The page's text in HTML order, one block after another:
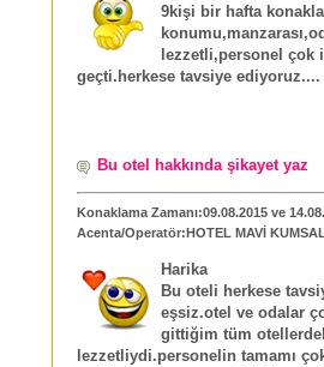
9kişi bir hafta
lezzetli,personel
geçti.herkese tavsiye ediyoruz....
Bu otel hakkında şikayet yaz
Konaklama Zamanı:09.08.2015 ve
Acenta/Operatör:HOTEL MAVİ KUMSAL
Harika
Bu oteli herkese
eşsiz.otel ve odalar
gittiğim tüm
lezzetliydi.personelin tamamı